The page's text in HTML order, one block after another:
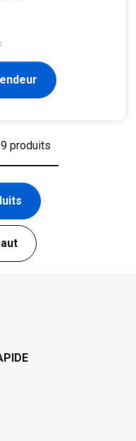
produits